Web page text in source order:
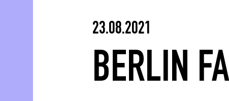
23.08.2021
BERLIN